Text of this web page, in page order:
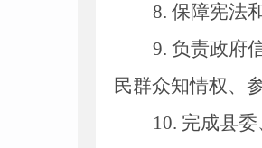
8. 保障宪法
9. 负责政府
民群众知情权、
10. 完成县委